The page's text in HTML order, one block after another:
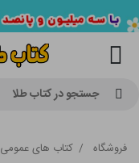
جستجو در کتاب طلا
فروشگاه / کتاب های عمومی